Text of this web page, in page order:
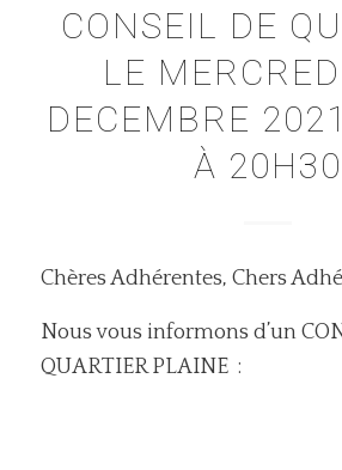
CONSEIL DE
LE
DECEMBRE
À 20H30
Chères Adhérentes, Chers
Nous vous informons d’un
QUARTIER PLAINE :